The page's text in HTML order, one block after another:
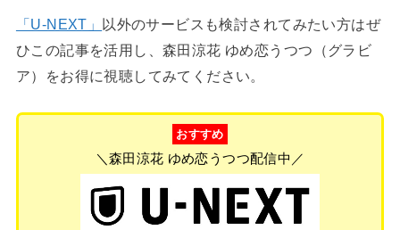
「U-NEXT」 以外のサービスも検討されてみたい方はぜ
ひこの記事を活用し、森田涼花 ゆめ恋うつつ（グラビ
ア）をお得に視聴してみてください。
おすすめ
＼森田涼花 ゆめ恋うつつ配信中／